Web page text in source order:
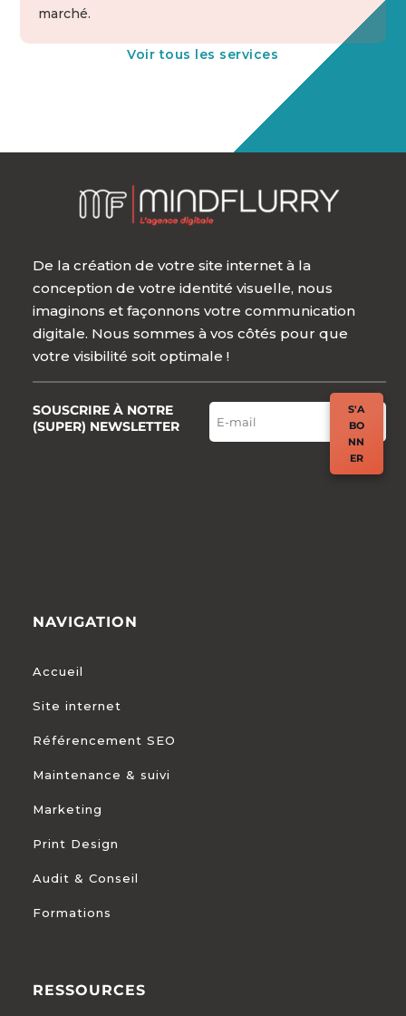
marché.
Voir tous les services
De la création de votre site internet à la
conception de votre identité visuelle, nous
imaginons et façonnons votre communication
digitale. Nous sommes à vos côtés pour que
votre visibilité soit optimale !
SOUSCRIRE À NOTRE
(SUPER) NEWSLETTER
S'A
BO
NN
ER
NAVIGATION
Accueil
Site internet
Référencement SEO
Maintenance & suivi
Marketing
Print Design
Audit & Conseil
Formations
RESSOURCES